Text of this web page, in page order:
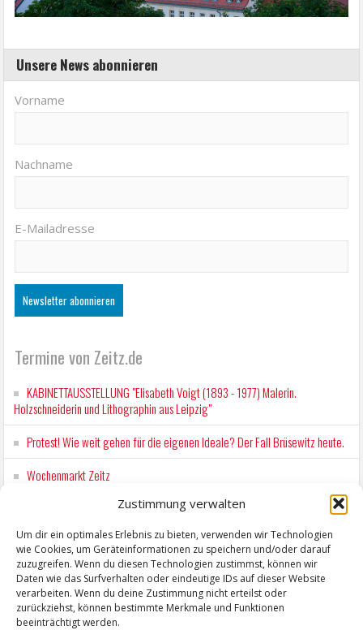
Zustimmung verwalten
Um dir ein optimales Erlebnis zu bieten, verwenden wir Technologien
wie Cookies, um Geräteinformationen zu speichern und/oder darauf
zuzugreifen. Wenn du diesen Technologien zustimmst, können wir
Daten wie das Surfverhalten oder eindeutige IDs auf dieser Website
verarbeiten. Wenn du deine Zustimmung nicht erteilst oder
zurückziehst, können bestimmte Merkmale und Funktionen
beeinträchtigt werden.
Unsere News abonnieren
Vorname
Nachname
E-Mailadresse
Termine von Zeitz.de
KABINETTAUSSTELLUNG "Elisabeth Voigt (1893 - 1977) Malerin.
Holzschneiderin und Lithographin aus Leipzig"
Protest! Wie weit gehen für die eigenen Ideale? Der Fall Brüsewitz heute.
Wochenmarkt Zeitz
EINFACH LESEN im August 2026 H.P. Richter - DAMALS WAR ES FRIEDRICH
Workshop für Kinder: Stop-Motion mit LEGO® & Robotik